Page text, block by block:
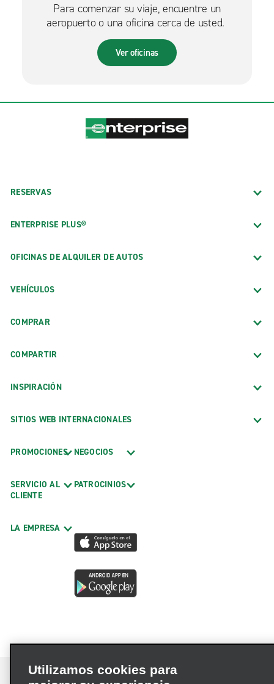
Para comenzar su viaje, encuentre un
aeropuerto o una oficina cerca de usted.
Ver oficinas
RESERVAS
ENTERPRISE PLUS®
OFICINAS DE ALQUILER DE AUTOS
VEHÍCULOS
COMPRAR
COMPARTIR
INSPIRACIÓN
SITIOS WEB INTERNACIONALES
PROMOCIONES
SERVICIO AL
CLIENTE
LA EMPRESA
NEGOCIOS
PATROCINIOS
Utilizamos cookies para